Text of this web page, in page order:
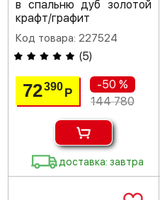
в спальню дуб золотой
крафт/графит
Код товара: 227524
(5)
72390Р
-50 %
144 780
доставка: завтра